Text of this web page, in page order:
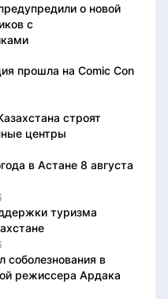
о новой
с
прошла на Comic Con
строят
центры
в Астане 8 августа
туризма
соболезнования в
режиссера Ардака